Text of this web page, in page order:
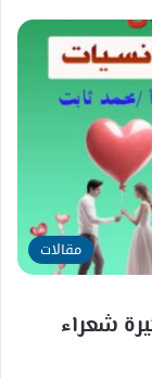
مقالات
شعراء